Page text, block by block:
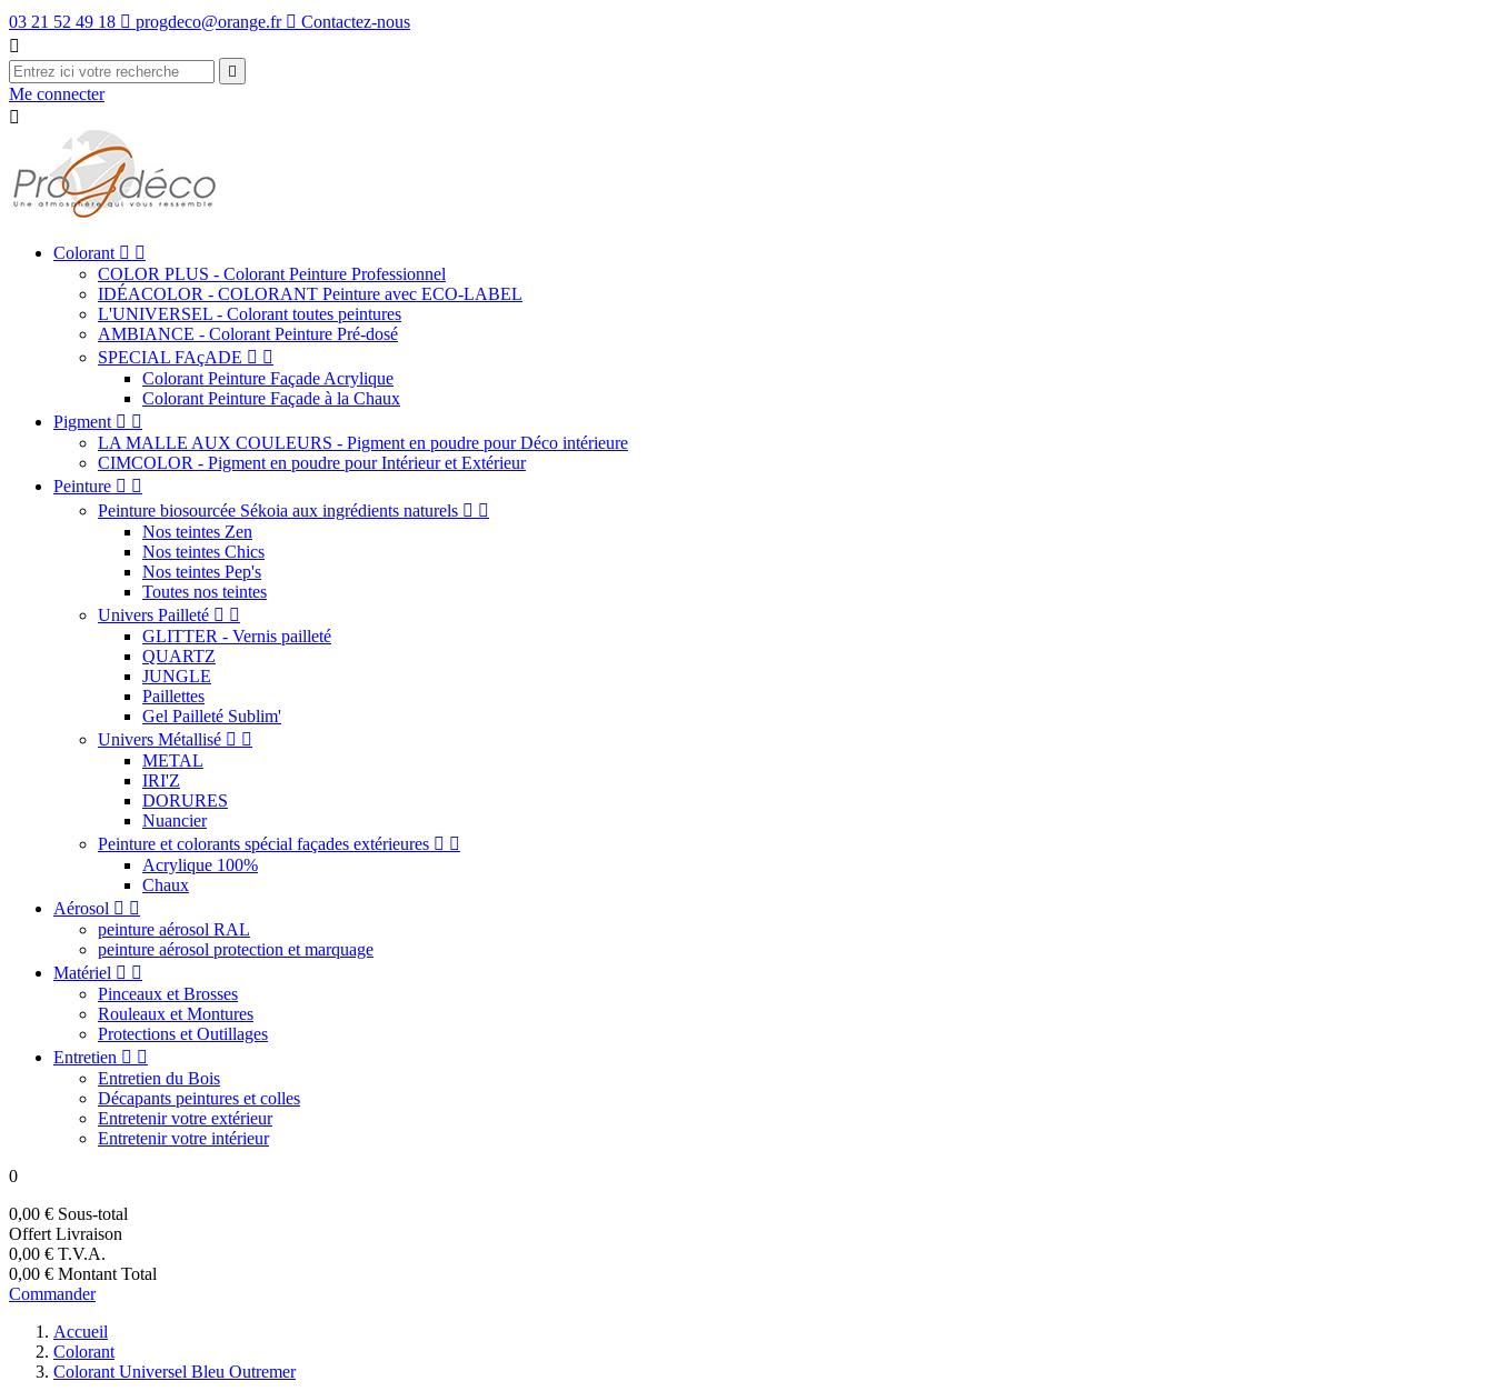
03 21 52 49 18  progdeco@orange.fr  Contactez-nous


Me connecter

Colorant  
COLOR PLUS - Colorant Peinture Professionnel
IDÉACOLOR - COLORANT Peinture avec ECO-LABEL
L'UNIVERSEL - Colorant toutes peintures
AMBIANCE - Colorant Peinture Pré-dosé
SPECIAL FAçADE  
Colorant Peinture Façade Acrylique
Colorant Peinture Façade à la Chaux
Pigment  
LA MALLE AUX COULEURS - Pigment en poudre pour Déco intérieure
CIMCOLOR - Pigment en poudre pour Intérieur et Extérieur
Peinture  
Peinture biosourcée Sékoia aux ingrédients naturels  
Nos teintes Zen
Nos teintes Chics
Nos teintes Pep's
Toutes nos teintes
Univers Pailleté  
GLITTER - Vernis pailleté
QUARTZ
JUNGLE
Paillettes
Gel Pailleté Sublim'
Univers Métallisé  
METAL
IRI'Z
DORURES
Nuancier
Peinture et colorants spécial façades extérieures  
Acrylique 100%
Chaux
Aérosol  
peinture aérosol RAL
peinture aérosol protection et marquage
Matériel  
Pinceaux et Brosses
Rouleaux et Montures
Protections et Outillages
Entretien  
Entretien du Bois
Décapants peintures et colles
Entretenir votre extérieur
Entretenir votre intérieur
0
0,00 € Sous-total
Offert Livraison
0,00 € T.V.A.
0,00 € Montant Total
Commander
Accueil
Colorant
Colorant Universel Bleu Outremer